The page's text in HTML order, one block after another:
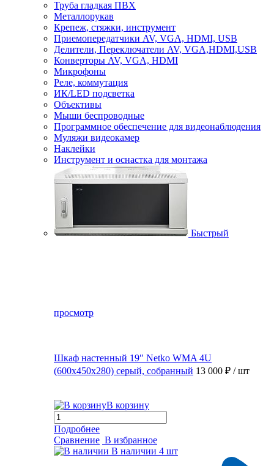
Труба гладкая ПВХ
Металлорукав
Крепеж, стяжки, инструмент
Приемопередатчики AV, VGA, HDMI, USB
Делители, Переключатели AV, VGA,HDMI,USB
Конверторы AV, VGA, HDMI
Микрофоны
Реле, коммутация
ИК/LED подсветка
Объективы
Мыши беспроводные
Программное обеспечение для видеонаблюдения
Муляжи видеокамер
Наклейки
Инструмент и оснастка для монтажа
Быстрый
просмотр
Шкаф настенный 19″ Netko WMA 4U
(600x450x280) серый, собранный 13 000 ₽ / шт
В корзину
Подробнее
Сравнение В избранное
В наличии 4 шт